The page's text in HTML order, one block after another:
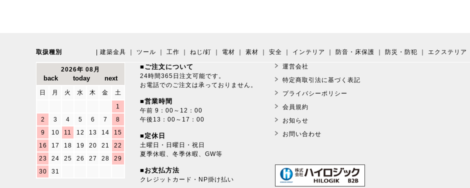
取扱種別 建築金具 ツール 工作 ねじ/釘 電材 素材 安全 インテリア 防音・床保護 防災・防犯 エクステリア
2026年 08月
日 月 火 水 木 金
土
1
2
3 4 5 6 7
8
9
10 11 12 13 14
15
16
17 18 19 20 21
22
23
24 25 26 27 28
29
30
31
■ご注文について
24時間365日注文可能です。
お電話でのご注文は承っておりません。
■営業時間
午前 9：00～12：00
午後13：00～17：00
■定休日
土曜日・日曜日・祝日
夏季休暇、冬季休暇、GW等
■お支払方法
クレジットカード・NP掛け払い
運営会社
特定商取引法に基づく表記
プライバシーポリシー
会員規約
お知らせ
お問い合わせ